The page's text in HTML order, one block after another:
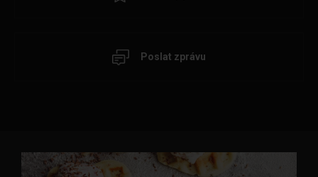
Poslat zprávu